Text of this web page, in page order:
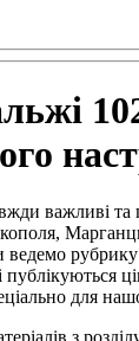
важливі та
ведемо
для